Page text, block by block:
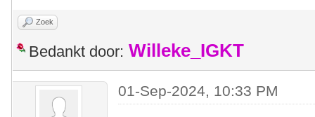
Zoek
Bedankt door: Willeke_IGKT
01-Sep-2024, 10:33 PM